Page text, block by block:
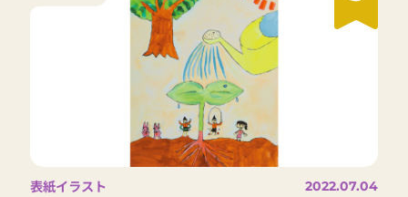
表紙イラスト 2022.07.04